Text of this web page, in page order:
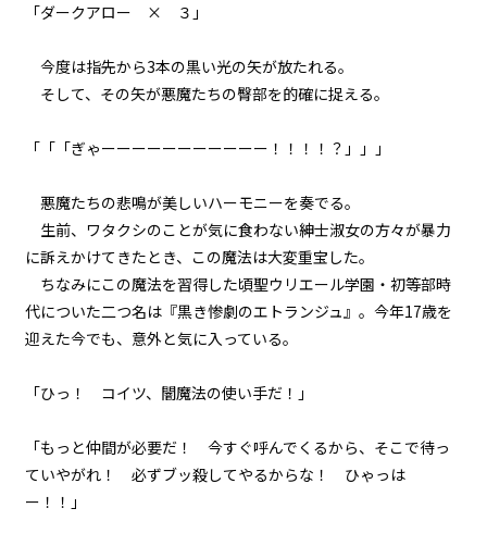
組み方向
episode20
悪役令嬢、0＋0＝0だから地獄で
幕間狂言：正ヒロイン、ずっと自
分のターンを確信する。しかし、
その陰でもう一人…。
episode22
小休止：悪役令嬢、地獄でグルメ
紀行。《台湾ラーメン編》
悪役令嬢、武器を所望する。
episode24
悪役令嬢、現在の地獄の統治状況
を知る。
「ダークアロー × ３」
今度は指先から3本の黒い光の矢が放たれる。
そして、その矢が悪魔たちの臀部を的確に捉える。
「「「ぎゃーーーーーーーーーーー！！！！？」」」
悪魔たちの悲鳴が美しいハーモニーを奏でる。
生前、ワタクシのことが気に食わない紳士淑女の方々が暴力
に訴えかけてきたとき、この魔法は大変重宝した。
ちなみにこの魔法を習得した頃――聖ウリエール学園・初等部時
代についた二つ名は『黒き惨劇のエトランジュ』。今年17歳を
迎えた今でも、意外と気に入っている。
「ひっ！ コイツ、闇魔法の使い手だ！」
「もっと仲間が必要だ！ 今すぐ呼んでくるから、そこで待っ
ていやがれ！ 必ずブッ殺してやるからな！ ひゃっは
ー！！」